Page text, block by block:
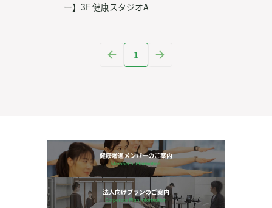
ー】3F 健康スタジオA
1